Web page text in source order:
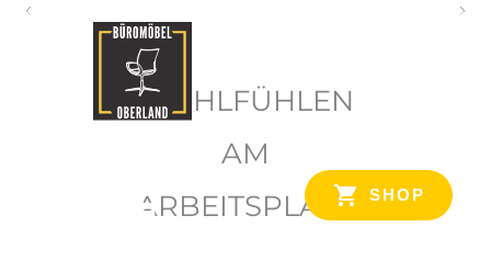
SHOP
WOHLFÜHLEN
AM
ARBEITSPLATZ